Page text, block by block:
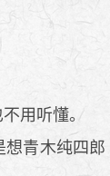
用听懂。
青木纯四郎